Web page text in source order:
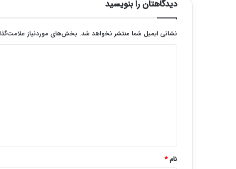
دیدگاهتان را بنویسید
نشانی ایمیل شما منتشر نخواهد شد. بخش‌های موردنیاز
نام*